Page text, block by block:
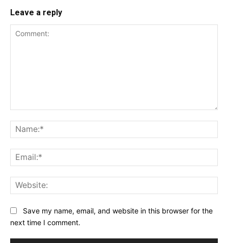
Leave a reply
Save my name, email, and website in this browser for the
next time I comment.